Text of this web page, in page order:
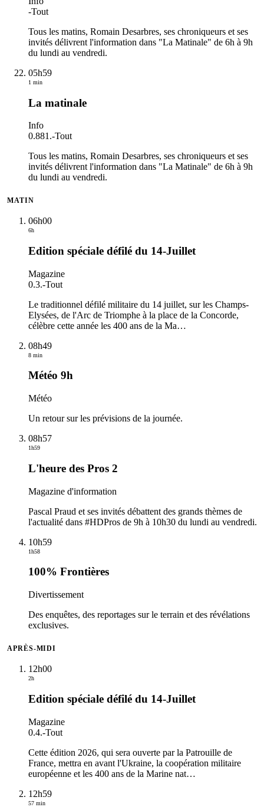
-Tout
Tous les matins, Romain Desarbres, ses chroniqueurs et ses
invités délivrent l'information dans "La Matinale" de 6h à 9h
du lundi au vendredi.
05h59
1 min
La matinale
Info
0.881.-Tout
Tous les matins, Romain Desarbres, ses chroniqueurs et ses
invités délivrent l'information dans "La Matinale" de 6h à 9h
du lundi au vendredi.
MATIN
06h00
6h
Edition spéciale défilé du 14-Juillet
Magazine
0.3.-Tout
Le traditionnel défilé militaire du 14 juillet, sur les Champs-
Elysées, de l'Arc de Triomphe à la place de la Concorde,
célèbre cette année les 400 ans de la Ma…
08h49
8 min
Météo 9h
Météo
Un retour sur les prévisions de la journée.
08h57
1h59
L'heure des Pros 2
Magazine d'information
Pascal Praud et ses invités débattent des grands thèmes de
l'actualité dans #HDPros de 9h à 10h30 du lundi au vendredi.
10h59
1h58
100% Frontières
Divertissement
Des enquêtes, des reportages sur le terrain et des révélations
exclusives.
APRÈS-MIDI
12h00
2h
Edition spéciale défilé du 14-Juillet
Magazine
0.4.-Tout
Cette édition 2026, qui sera ouverte par la Patrouille de
France, mettra en avant l'Ukraine, la coopération militaire
européenne et les 400 ans de la Marine nat…
12h59
57 min